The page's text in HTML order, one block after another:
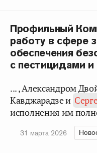
Профильный
работу в сфере
обеспечения
с пестицидами
... , Александром
Кавджарадзе и
исполнения им
31 марта 2026